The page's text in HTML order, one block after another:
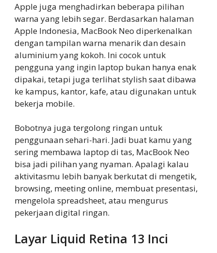
Apple juga menghadirkan beberapa pilihan
warna yang lebih segar. Berdasarkan halaman
Apple Indonesia, MacBook Neo diperkenalkan
dengan tampilan warna menarik dan desain
aluminium yang kokoh. Ini cocok untuk
pengguna yang ingin laptop bukan hanya enak
dipakai, tetapi juga terlihat stylish saat dibawa
ke kampus, kantor, kafe, atau digunakan untuk
bekerja mobile.
Bobotnya juga tergolong ringan untuk
penggunaan sehari-hari. Jadi buat kamu yang
sering membawa laptop di tas, MacBook Neo
bisa jadi pilihan yang nyaman. Apalagi kalau
aktivitasmu lebih banyak berkutat di mengetik,
browsing, meeting online, membuat presentasi,
mengelola spreadsheet, atau mengurus
pekerjaan digital ringan.
Layar Liquid Retina 13 Inci